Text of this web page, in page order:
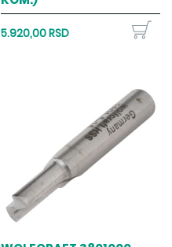
5.920,00 RSD